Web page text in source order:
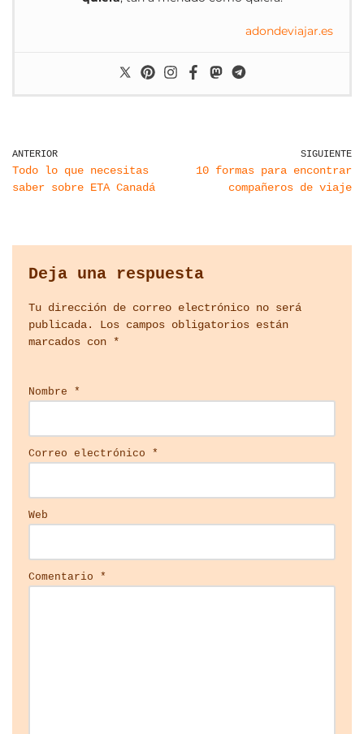
adondeviajar.es
ANTERIOR
Todo lo que necesitas
saber sobre ETA Canadá
SIGUIENTE
10 formas para encontrar
compañeros de viaje
Deja una respuesta
Tu dirección de correo electrónico no será
publicada.
Los campos obligatorios están
marcados con *
Nombre *
Correo electrónico *
Web
Comentario *